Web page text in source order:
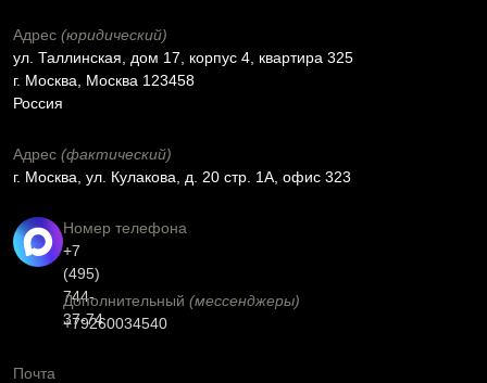
Адрес (юридический)
ул. Таллинская, дом 17, корпус 4, квартира 325
г. Москва, Москва 123458
Россия
Адрес (фактический)
г. Москва, ул. Кулакова, д. 20 стр. 1А, офис 323
Номер телефона
+7
(495)
744-
37-74
Дополнительный (мессенджеры)
+79260034540
Почта